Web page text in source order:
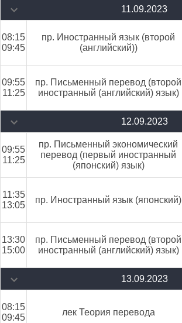
11.09.2023
08:15
09:45
пр. Иностранный язык (второй
(английский))
09:55
11:25
пр. Письменный перевод (второй
иностранный (английский) язык)
12.09.2023
09:55
11:25
пр. Письменный экономический
перевод (первый иностранный
(японский) язык)
11:35
13:05
пр. Иностранный язык (японский)
13:30
15:00
пр. Письменный перевод (второй
иностранный (английский) язык)
13.09.2023
08:15
09:45
лек Теория перевода